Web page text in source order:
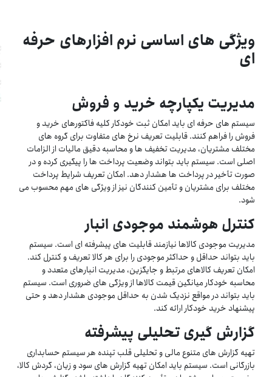
ویژگی های اساسی نرم افزارهای حرفه
ای
مدیریت یکپارچه خرید و فروش
سیستم های حرفه ای باید امکان ثبت خودکار کلیه فاکتورهای خرید و
فروش را فراهم کنند. قابلیت تعریف نرخ های متفاوت برای گروه های
مختلف مشتریان، مدیریت تخفیف ها و محاسبه دقیق مالیات از الزامات
اصلی است. سیستم باید بتواند وضعیت پرداخت ها را پیگیری کرده و در
صورت تأخیر در پرداخت ها هشدار دهد. امکان تعریف شرایط پرداخت
مختلف برای مشتریان و تأمین کنندگان نیز از ویژگی های مهم محسوب می
شود.
کنترل هوشمند موجودی انبار
مدیریت موجودی کالاها نیازمند قابلیت های پیشرفته ای است. سیستم
باید بتواند حداقل و حداکثر موجودی را برای هر کالا تعریف و کنترل کند.
امکان تعریف کالاهای مرتبط و جایگزین، مدیریت انبارهای متعدد و
محاسبه خودکار میانگین قیمت کالاها از ویژگی های ضروری است. سیستم
باید بتواند در مواقع نزدیک شدن به حداقل موجودی هشدار دهد و حتی
پیشنهاد خرید خودکار ارائه کند.
گزارش گیری تحلیلی پیشرفته
تهیه گزارش های متنوع مالی و تحلیلی قلب تپنده هر سیستم حسابداری
بازرگانی است. سیستم باید امکان تهیه گزارش های سود و زیان، گردش کالا،